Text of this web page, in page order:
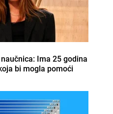
Ima 25 godina
bi mogla pomoći